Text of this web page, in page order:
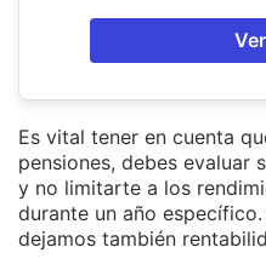
Es vital tener en cuenta
pensiones, debes evaluar
y no limitarte a los
durante un año
dejamos también